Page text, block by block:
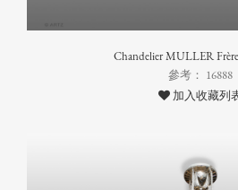
Chandelier MULLER
參考： 16888
加入收藏列